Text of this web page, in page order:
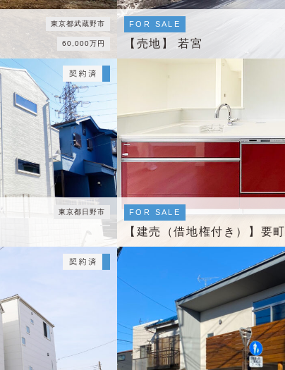
東京都武蔵野市
60,000万円
FOR SALE
【売地】 若宮
東京都日野市 FOR SALE
【建売（借地権付き）】要町